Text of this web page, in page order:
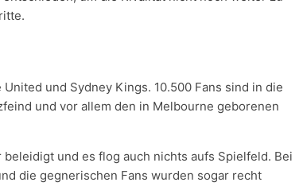
und Sydney Kings. 10.500 Fans sind in die
und vor allem den in Melbourne geborenen
und es flog auch nichts aufs Spielfeld. Bei
die gegnerischen Fans wurden sogar recht